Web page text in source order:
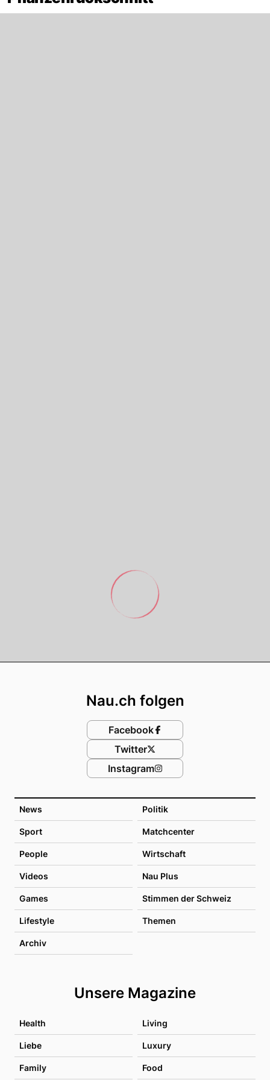
News Politik
Sport Matchcenter
People Wirtschaft
Videos Nau Plus
Games Stimmen der Schweiz
Lifestyle Themen
Archiv
Unsere Magazine
Health Living
Liebe Luxury
Family Food
Nau.ch folgen
Facebook
Twitter
Instagram